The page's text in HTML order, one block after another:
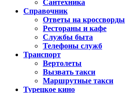
Сантехника
Справочник
Ответы на кроссворды
Рестораны и кафе
Службы быта
Телефоны служб
Транспорт
Вертолеты
Вызвать такси
Маршрутные такси
Турецкое кино